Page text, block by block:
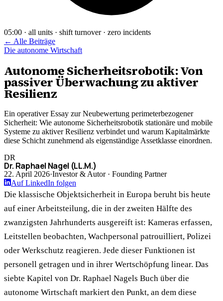
05:00 · all units · shift turnover · zero incidents
← Alle Beiträge
Die autonome Wirtschaft
Autonome Sicherheitsrobotik: Von
passiver Überwachung zu aktiver
Resilienz
Ein operativer Essay zur Neubewertung perimeterbezogener
Sicherheit: Wie autonome Sicherheitsrobotik stationäre und mobile
Systeme zu aktiver Resilienz verbindet und warum Kapitalmärkte
diese Schicht zunehmend als eigenständige Assetklasse einordnen.
DR
Dr. Raphael Nagel (LL.M.)
22. April 2026·Investor & Autor · Founding Partner
Auf LinkedIn folgen
Die klassische Objektsicherheit in Europa beruht bis heute
auf einer Arbeitsteilung, die in der zweiten Hälfte des
zwanzigsten Jahrhunderts ausgereift ist: Kameras erfassen,
Leitstellen beobachten, Wachpersonal patrouilliert, Polizei
oder Werkschutz reagieren. Jede dieser Funktionen ist
personell getragen und in ihrer Wertschöpfung linear. Das
siebte Kapitel von Dr. Raphael Nagels Buch über die
autonome Wirtschaft markiert den Punkt, an dem diese